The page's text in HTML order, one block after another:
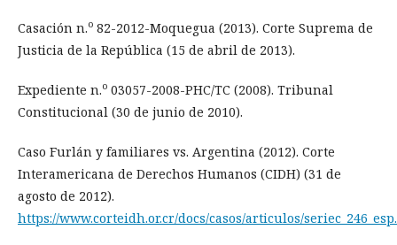
Casación n.o 82-2012-Moquegua (2013). Corte Suprema de
Justicia de la República (15 de abril de 2013).
Expediente n.o 03057-2008-PHC/TC (2008). Tribunal
Constitucional (30 de junio de 2010).
Caso Furlán y familiares vs. Argentina (2012). Corte
Interamericana de Derechos Humanos (CIDH) (31 de
agosto de 2012).
https://www.corteidh.or.cr/docs/casos/articulos/